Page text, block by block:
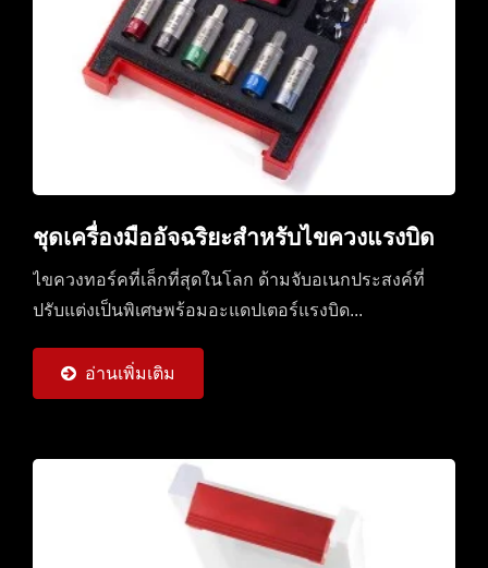
ชุดเครื่องมืออัจฉริยะสำหรับไขควงแรงบิด
ไขควงทอร์คที่เล็กที่สุดในโลก ด้ามจับอเนกประสงค์ที่
ปรับแต่งเป็นพิเศษพร้อมอะแดปเตอร์แรงบิด...
อ่านเพิ่มเติม